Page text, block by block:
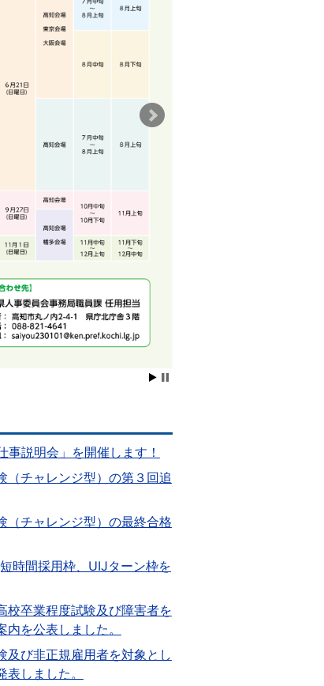
説明会」を開催します！
（チャレンジ型）の第３回追
（チャレンジ型）の最終合格
時間採用枠、UIJターン枠を
校卒業程度試験及び障害者を
を公表しました。
及び非正規雇用者を対象とし
しました。